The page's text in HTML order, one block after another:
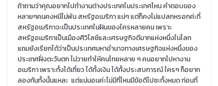
ถ้าถามว่าคุณอยากไปทำงานต่างประเทศในประเทศไหน คำตอบของ
หลายๆคนคงหนีไม่พ้น สหรัฐอเมริกา แน่ๆ แต่ก็คงไม่แปลกหรอกค่ะที่
สหรัฐอเมริกาจะเป็นประเทศในฝันของใครหลายคน เพราะ
สหรัฐอเมริกาเป็นเมืองศิวิไลซ์และเศรษฐกิจดีมากแห่งหนึ่งในโลก
แถมยังเรียกได้ว่าเป็นประเทศมหาอำนาจทางเศรษฐกิจแห่งหนึ่งของ
ประเทศฝั่งตะวันตก ไม่วายทำให้คนไทยหลาย ๆ คนอยากไปหางาน
อเมริกา เพราะทั้งได้เที่ยว ได้ทั้งเงิน ได้ทั้งประสบการณ์ ใครๆ ก็อยาก
ลองกันทั้งนั้นแหละ แต่แน่นอนค่ะไม่มีที่ไหนมีข้อดีไปซะทั้งหมด ก่อนที่